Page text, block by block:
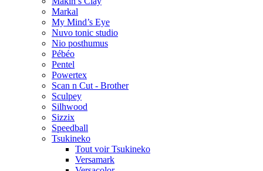
Markal
My Mind’s Eye
Nuvo tonic studio
Nio posthumus
Pébéo
Pentel
Powertex
Scan n Cut - Brother
Sculpey
Silhwood
Sizzix
Speedball
Tsukineko
Tout voir Tsukineko
Versamark